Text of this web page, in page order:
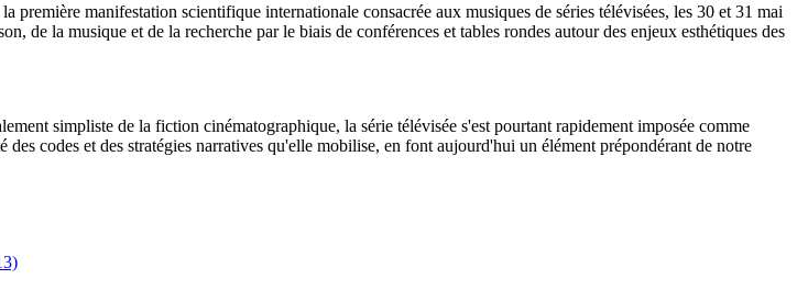
manifestation scientifique internationale consacrée aux musiques de séries télévisées, les 30 et 31 mai
de la musique et de la recherche par le biais de conférences et tables rondes autour des enjeux esthétiques des
simpliste de la fiction cinématographique, la série télévisée s'est pourtant rapidement imposée comme
codes et des stratégies narratives qu'elle mobilise, en font aujourd'hui un élément prépondérant de notre